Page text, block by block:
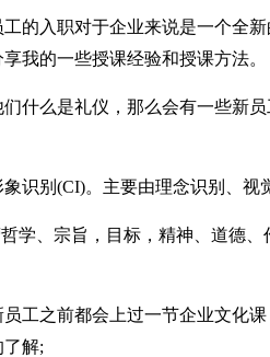
的入职对于企业来说是一个全
我的一些授课经验和授课方法。
什么是礼仪，那么会有一些新
识别(CI)。主要由理念识别、视
学、宗旨，目标，精神、道德
工之前都会上过一节企业文化
解;